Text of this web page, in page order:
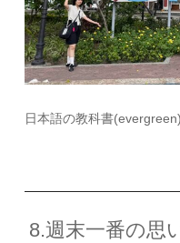
日本語の教科書
8.週末一番の思